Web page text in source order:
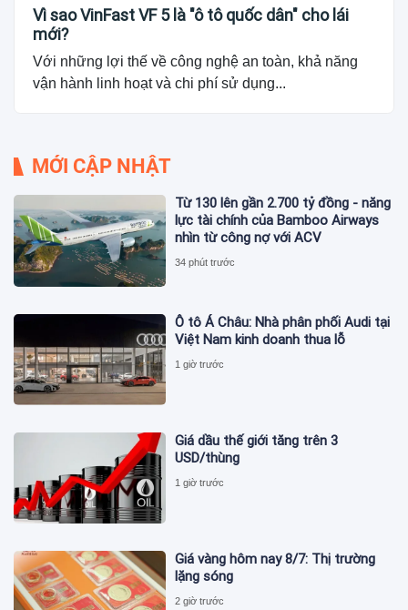
Vì sao VinFast VF 5 là "ô tô quốc dân" cho lái
mới?
Với những lợi thế về công nghệ an toàn, khả năng
vận hành linh hoạt và chi phí sử dụng...
MỚI CẬP NHẬT
Từ 130 lên gần 2.700 tỷ đồng - năng
lực tài chính của Bamboo Airways
nhìn từ công nợ với ACV
34 phút trước
Ô tô Á Châu: Nhà phân phối Audi tại
Việt Nam kinh doanh thua lỗ
1 giờ trước
Giá dầu thế giới tăng trên 3
USD/thùng
1 giờ trước
Giá vàng hôm nay 8/7: Thị trường
lặng sóng
2 giờ trước